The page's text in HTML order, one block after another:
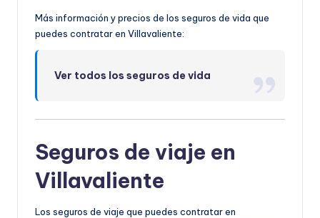
Más información y precios de los seguros de vida que
puedes contratar en Villavaliente:
Ver todos los seguros de vida
Seguros de viaje en
Villavaliente
Los seguros de viaje que puedes contratar en